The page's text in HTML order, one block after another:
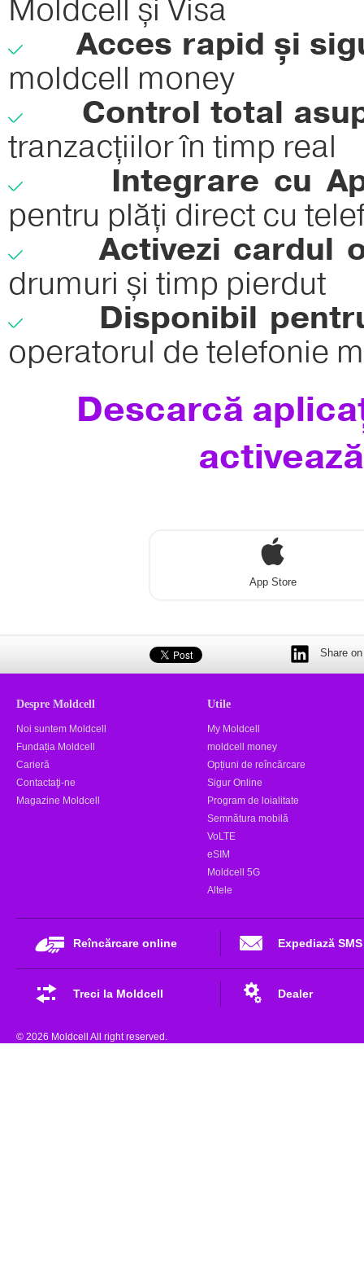
Moldcell și Visa
Acces rapid și
moldcell money
Control total
tranzacțiilor în timp real
Integrare cu
pentru plăți direct cu
Activezi cardul
drumuri și timp pierdut
Disponibil
operatorul de telefonie
Descarcă
App Store
Share
Despre Moldcell
Noi suntem Moldcell
Fundația Moldcell
Carieră
Contactaţi-ne
Magazine Moldcell
Utile
My Moldcell
moldcell money
Opțiuni de reîncărcare
Sigur Online
Program de loialitate
Semnătura mobilă
VoLTE
eSIM
Moldcell 5G
Altele
Reîncărcare online Expediază SMS
Treci la Moldcell Dealer
© 2026 Moldcell All right reserved.